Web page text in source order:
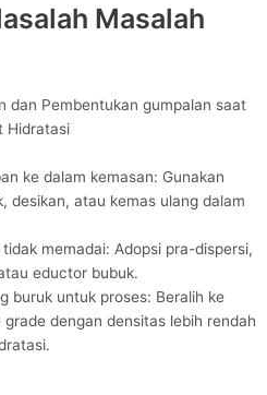
Masalah
dan Pembentukan gumpalan saat
Hidratasi
ke dalam kemasan: Gunakan
desikan, atau kemas ulang dalam
memadai: Adopsi pra-dispersi,
eductor bubuk.
buruk untuk proses: Beralih ke
dengan densitas lebih rendah